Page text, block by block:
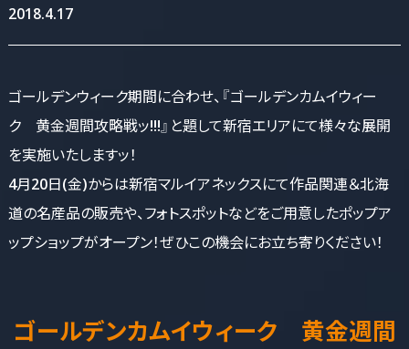
2018.4.17
ゴールデンウィーク期間に合わせ、『ゴールデンカムイウィー
ク 黄金週間攻略戦ッ!!!』と題して新宿エリアにて様々な展開
を実施いたしますッ！
4月20日(金)からは新宿マルイアネックスにて作品関連＆北海
道の名産品の販売や、フォトスポットなどをご用意したポップア
ップショップがオープン！ぜひこの機会にお立ち寄りください！
ゴールデンカムイウィーク 黄金週間